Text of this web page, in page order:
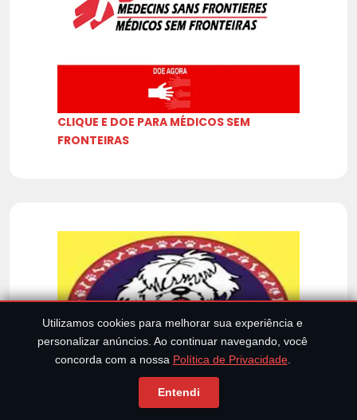
CLIQUE E DOE PARA MÉDICOS SEM
FRONTEIRAS
Utilizamos cookies para melhorar sua experiência e
personalizar anúncios. Ao continuar navegando, você
concorda com a nossa Política de Privacidade.
Entendi